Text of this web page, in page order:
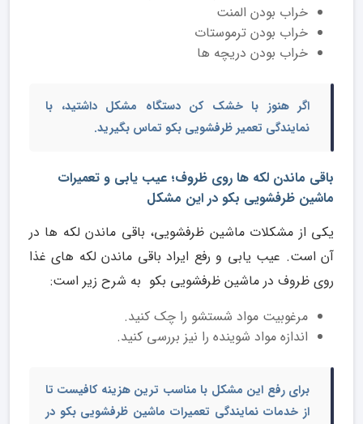
خراب بودن المنت
خراب بودن ترموستات
خراب بودن دریچه ها
اگر هنوز با خشک کن دستگاه مشکل داشتید، با
نمایندگی تعمیر ظرفشویی بکو تماس بگیرید.
باقی ماندن لکه ها روی ظروف؛ عیب یابی و تعمیرات
ماشین ظرفشویی بکو در این مشکل
یکی از مشکلات ماشین ظرفشویی، باقی ماندن لکه ها در
آن است. عیب یابی و رفع ایراد باقی ماندن لکه های غذا
روی ظروف در ماشین ظرفشویی بکو به شرح زیر است:
مرغوبیت مواد شستشو را چک کنید.
اندازه مواد شوینده را نیز بررسی کنید.
برای رفع این مشکل با مناسب ترین هزینه کافیست تا
از خدمات نمایندگی تعمیرات ماشین ظرفشویی بکو در